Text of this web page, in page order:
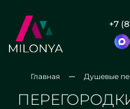
+7
Главная Душевые